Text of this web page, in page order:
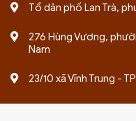
Tổ dân phố Lan Trà,
276 Hùng Vương,
Nam
23/10 xã Vĩnh Trung -